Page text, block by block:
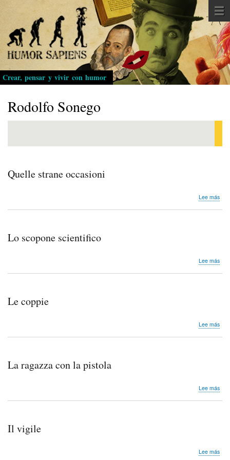
Pasar
al
contenido
principal
Crear, pensar y vivir con humor
Rodolfo Sonego
Quelle strane occasioni
Lee más
Lo scopone scientifico
Lee más
Le coppie
Lee más
La ragazza con la pistola
Lee más
Il vigile
Lee más